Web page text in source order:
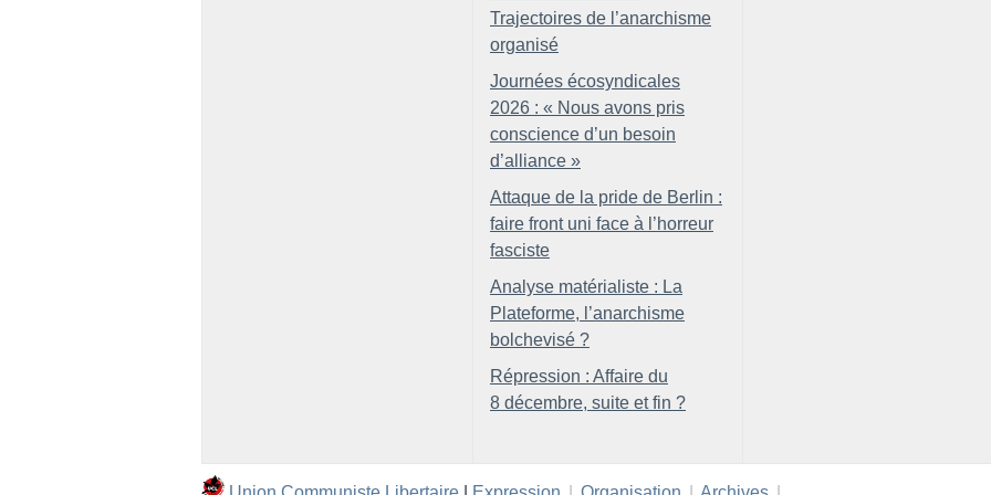
Trajectoires de l’anarchisme
organisé
Journées écosyndicales
2026 : « Nous avons pris
conscience d’un besoin
d’alliance »
Attaque de la pride de Berlin :
faire front uni face à l’horreur
fasciste
Analyse matérialiste : La
Plateforme, l’anarchisme
bolchevisé ?
Répression : Affaire du
8 décembre, suite et fin ?